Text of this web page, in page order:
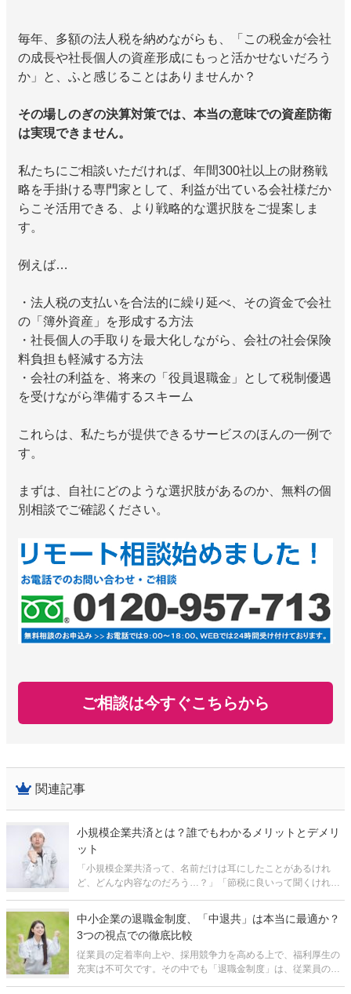
毎年、多額の法人税を納めながらも、「この税金が会社
の成長や社長個人の資産形成にもっと活かせないだろう
か」と、ふと感じることはありませんか？
その場しのぎの決算対策では、本当の意味での資産防衛
は実現できません。
私たちにご相談いただければ、年間300社以上の財務戦
略を手掛ける専門家として、利益が出ている会社様だか
らこそ活用できる、より戦略的な選択肢をご提案しま
す。
例えば…
・法人税の支払いを合法的に繰り延べ、その資金で会社
の「簿外資産」を形成する方法
・社長個人の手取りを最大化しながら、会社の社会保険
料負担も軽減する方法
・会社の利益を、将来の「役員退職金」として税制優遇
を受けながら準備するスキーム
これらは、私たちが提供できるサービスのほんの一例で
す。
まずは、自社にどのような選択肢があるのか、無料の個
別相談でご確認ください。
ご相談は今すぐこちらから
関連記事
小規模企業共済とは？誰でもわかるメリットとデメリ
ット
「小規模企業共済って、名前だけは耳にしたことがあるけれ
ど、どんな内容なのだろう…？」「節税に良いって聞くけれ
か？ 小規模企業共済は、
中小企業の退職金制度、「中退共」は本当に最適か？
3つの視点での徹底比較
従業員の定着率向上や、採用競争力を高める上で、福利厚生の
充実は不可欠です。その中でも「退職金制度」は、従業員の長